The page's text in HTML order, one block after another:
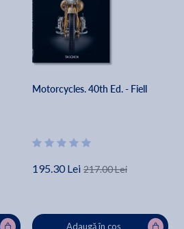
Motorcycles. 40th Ed. - Fiell
195.30 Lei 217.00 Lei
Adaugă în coș